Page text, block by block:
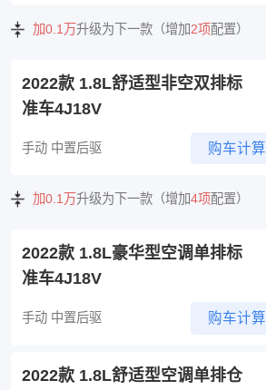
加0.1万升级为下一款（增加2项配置）
2022款 1.8L舒适型非空双排标
准车4J18V
手动 中置后驱 购车计算
加0.1万升级为下一款（增加4项配置）
2022款 1.8L豪华型空调单排标
准车4J18V
手动 中置后驱 购车计算
2022款 1.8L舒适型空调单排仓